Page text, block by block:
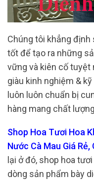
Chúng tôi khẳng
tốt để tạo ra những
vững và kiên cố tuyệt
giàu kinh nghiệm &
luôn luôn chuẩn bị
hàng mang chất
Shop Hoa Tươi Hoa
Nước Cà Mau Giá
lại ở đó, shop hoa
dòng sản phẩm bày